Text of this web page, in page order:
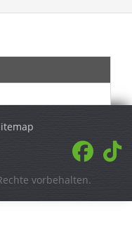
vorbehalten.